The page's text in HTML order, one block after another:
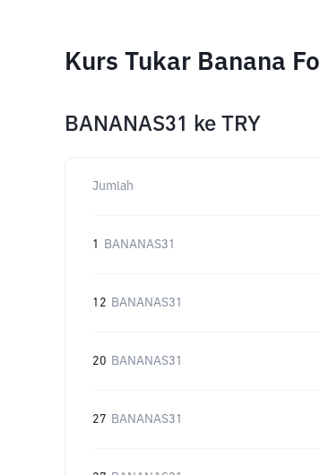
Kurs Tukar Banana
BANANAS31 ke TRY
Jumlah
1 BANANAS31
12 BANANAS31
20 BANANAS31
27 BANANAS31